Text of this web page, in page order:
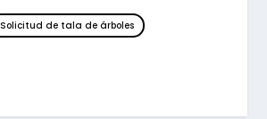
Solicitud de tala de árboles